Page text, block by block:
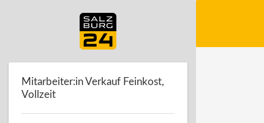
Mitarbeiter:in Verkauf Feinkost,
Vollzeit